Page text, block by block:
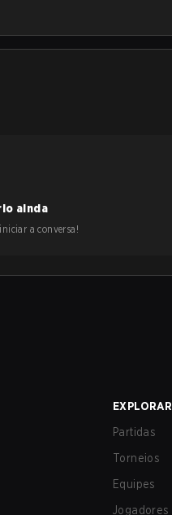
ainda
a conversa!
EXPLORAR
Partidas
Torneios
Equipes
Jogadores